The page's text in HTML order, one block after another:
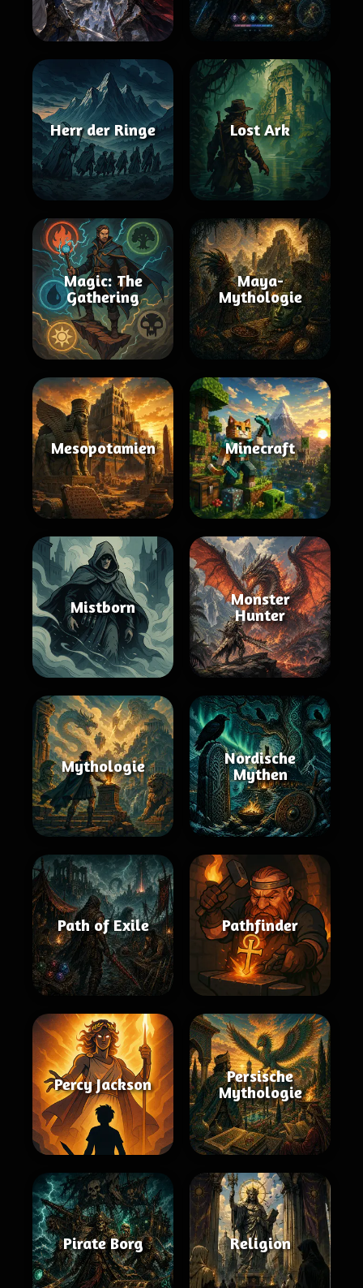
Herr der Ringe Lost Ark
Magic: The
Gathering
Maya-
Mythologie
Mesopotamien Minecraft
Mistborn
Monster
Hunter
Mythologie
Nordische
Mythen
Path of Exile Pathfinder
Percy Jackson
Persische
Mythologie
Pirate Borg Religion